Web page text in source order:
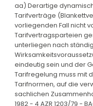
aa) Derartige
Tarifverträge
vorliegenden Fall nicht
Tarifvertragsparteien
unterliegen nach
eindeutig sein und der
Tarifregelung muss mit
Tarifnormen, auf die
sachlichen
1982 - 4 AZR 1203/79 -